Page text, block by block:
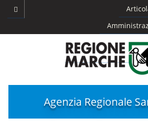
Agenzia Regionale